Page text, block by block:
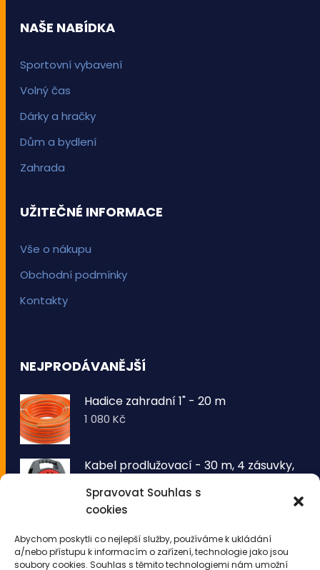
Spravovat Souhlas s
cookies
Abychom poskytli co nejlepší služby, používáme k ukládání
a/nebo přístupu k informacím o zařízení, technologie jako jsou
soubory cookies. Souhlas s těmito technologiemi nám umožní
NAŠE NABÍDKA
Sportovní vybavení
Volný čas
Dárky a hračky
Dům a bydlení
Zahrada
UŽITEČNÉ INFORMACE
Vše o nákupu
Obchodní podmínky
Kontakty
NEJPRODÁVANĚJŠÍ
Hadice zahradní 1" - 20 m
1 080Kč
Kabel prodlužovací - 30 m, 4 zásuvky,
1 260Kč
drátů 50 LED - teplá bílá
343Kč